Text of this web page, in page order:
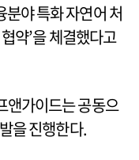
분야 특화 자연어 처
약’을 체결했다고
앤가이드는 공동으
을 진행한다.